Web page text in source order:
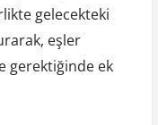
gelecekteki
eşler
gerektiğinde ek